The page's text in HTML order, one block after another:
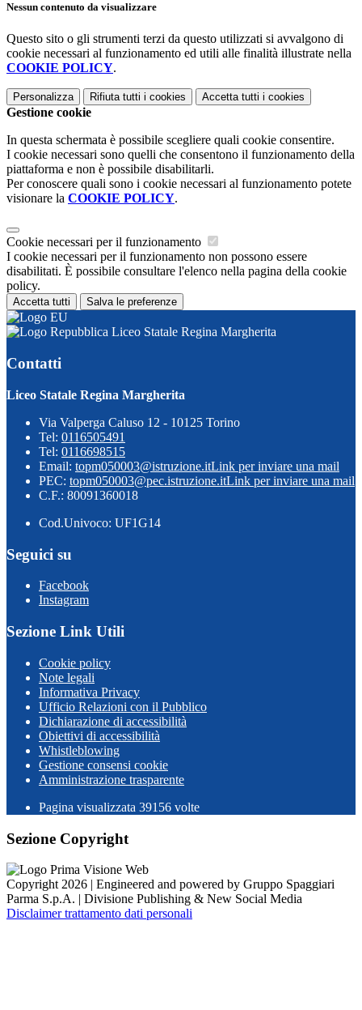
Nessun contenuto da visualizzare
Questo sito o gli strumenti terzi da questo utilizzati si avvalgono di
cookie necessari al funzionamento ed utili alle finalità illustrate nella
COOKIE POLICY.
Personalizza Rifiuta tutti i cookies Accetta tutti i cookies
Gestione cookie
In questa schermata è possibile scegliere quali cookie consentire.
I cookie necessari sono quelli che consentono il funzionamento della
piattaforma e non è possibile disabilitarli.
Per conoscere quali sono i cookie necessari al funzionamento potete
visionare la COOKIE POLICY.
Cookie necessari per il funzionamento
I cookie necessari per il funzionamento non possono essere
disabilitati. È possibile consultare l'elenco nella pagina della cookie
policy.
Accetta tutti Salva le preferenze
Liceo Statale Regina Margherita
Contatti
Liceo Statale Regina Margherita
Via Valperga Caluso 12 - 10125 Torino
Tel: 0116505491
Tel: 0116698515
Email: topm050003@istruzione.itLink per inviare una mail
PEC: topm050003@pec.istruzione.itLink per inviare una mail
C.F.: 80091360018
Cod.Univoco: UF1G14
Seguici su
Facebook
Instagram
Sezione Link Utili
Cookie policy
Note legali
Informativa Privacy
Ufficio Relazioni con il Pubblico
Dichiarazione di accessibilità
Obiettivi di accessibilità
Whistleblowing
Gestione consensi cookie
Amministrazione trasparente
Pagina visualizzata 39156 volte
Sezione Copyright
Copyright 2026 | Engineered and powered by Gruppo Spaggiari
Parma S.p.A. | Divisione Publishing & New Social Media
Disclaimer trattamento dati personali